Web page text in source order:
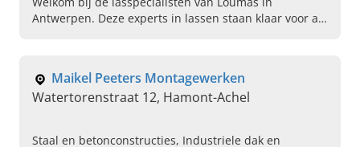
Antwerpen. Deze experts in lassen staan klaar voor al
Maikel Peeters Montagewerken
Watertorenstraat 12, Hamont-Achel
Staal en betonconstructies, Industriele dak en